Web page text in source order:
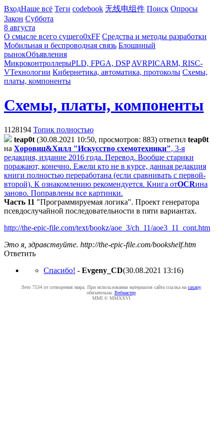
ВходНаше всё Теги codebook 无线电组件 Поиск Опросы
Закон Суббота
8 августа
О смысле всего сущего0xFF Средства и методы разработки
Мобильная и беспроводная связь Блошиный
рынокОбъявления
МикроконтроллерыPLD, FPGA, DSP AVRPICARM, RISC-
VТехнологии Кибернетика, автоматика, протоколы Схемы,
платы, компоненты
Схемы, платы, компоненты
1128194 Топик полностью
teap0t (30.08.2021 10:50, просмотров: 883) ответил teap0t
на Хоровиц&Хилл "Искусство схемотехники", 3-я
редакция, издание 2016 года. Перевод. Вообще старики
поражают, конечно. Ежели кто не в курсе, данная редакция
книги полностью переработана (если сравнивать с первой-
второй). К ознакомлению рекомендуется. Книга отOCRина
заново. Поправлены все картинки.
Часть 11 "Программируемая логика". Проект генератора
псевдослучайной последовательности в пяти вариантах.
http://the-epic-file.com/text/bookz/aoe_3/ch_11/aoe3_11_cont.htm
Это я, здравствуйте. http://the-epic-file.com/bookshelf.htm
Ответить
Спасибо! - Evgeny_CD(30.08.2021 13:16)
Лето 7534 от сотворения мира. При использовании материалов сайта ссылка на caxapу
обязательна. Вебмастер
MMI © MMXXVI